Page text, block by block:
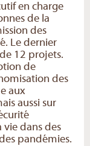
en charge
de la
des
Le dernier
12 projets.
de
des
aux
aussi sur
vie dans des
pandémies.